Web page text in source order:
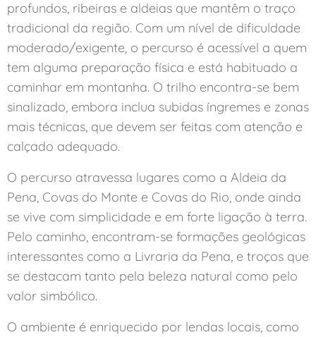
profundos, ribeiras e aldeias que mantêm o traço
tradicional da região. Com um nível de dificuldade
moderado/exigente, o percurso é acessível a quem
tem alguma preparação física e está habituado a
caminhar em montanha. O trilho encontra-se bem
sinalizado, embora inclua subidas íngremes e zonas
mais técnicas, que devem ser feitas com atenção e
calçado adequado.
O percurso atravessa lugares como a Aldeia da
Pena, Covas do Monte e Covas do Rio, onde ainda
se vive com simplicidade e em forte ligação à terra.
Pelo caminho, encontram-se formações geológicas
interessantes como a Livraria da Pena, e troços que
se destacam tanto pela beleza natural como pelo
valor simbólico.
O ambiente é enriquecido por lendas locais, como